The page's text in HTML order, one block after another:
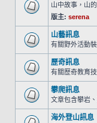
山中故事，山
版主: serena
山藝訊息
有關野外活動
歷奇訊息
有關歷奇教育
攀爬訊息
文章包含攀岩
海外登山訊息